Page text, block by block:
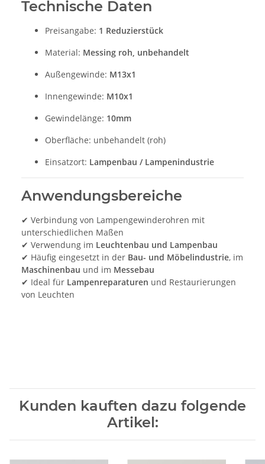
Technische Daten
Preisangabe: 1 Reduzierstück
Material: Messing roh, unbehandelt
Außengewinde: M13x1
Innengewinde: M10x1
Gewindelänge: 10mm
Oberfläche: unbehandelt (roh)
Einsatzort: Lampenbau / Lampenindustrie
Anwendungsbereiche
✔ Verbindung von Lampengewinderohren mit
unterschiedlichen Maßen
✔ Verwendung im Leuchtenbau und Lampenbau
✔ Häufig eingesetzt in der Bau- und Möbelindustrie, im
Maschinenbau und im Messebau
✔ Ideal für Lampenreparaturen und Restaurierungen
von Leuchten
Kunden kauften dazu folgende
Artikel: